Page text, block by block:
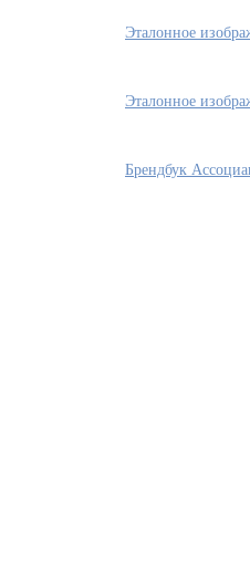
Эталонное
Эталонное
Брендбук